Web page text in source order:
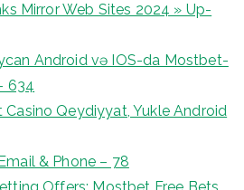
Mirror Web Sites 2024 » Up-
Android və IOS-da Mostbet-
634
Qeydiyyat, Yukle Android
& Phone – 78